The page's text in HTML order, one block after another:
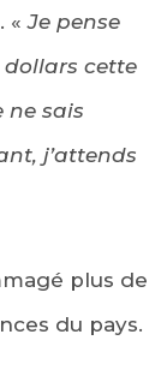
«Je pense
dollars cette
ne sais
j’attends
plus de
du pays.